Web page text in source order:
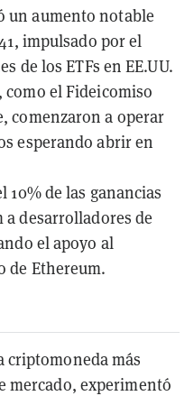
un aumento notable
impulsado por el
de los ETFs en EE.UU.
como el Fideicomiso
comenzaron a operar
esperando abrir en
de las ganancias
a desarrolladores de
el apoyo al
de Ethereum.
criptomoneda más
mercado, experimentó